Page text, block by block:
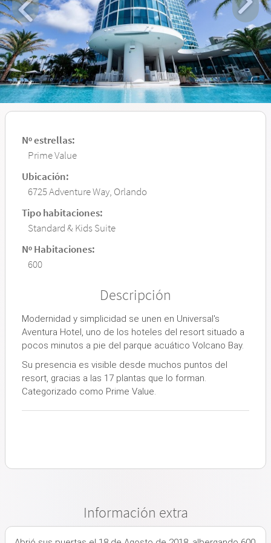
Nº estrellas:
Prime Value
Ubicación:
6725 Adventure Way, Orlando
Tipo habitaciones:
Standard & Kids Suite
Nº Habitaciones:
600
Descripción
Modernidad y simplicidad se unen en Universal's
Aventura Hotel, uno de los hoteles del resort situado a
pocos minutos a pie del parque acuático Volcano Bay.
Su presencia es visible desde muchos puntos del
resort, gracias a las 17 plantas que lo forman.
Categorizado como Prime Value.
Información extra